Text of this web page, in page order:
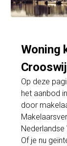
Woning
Op deze
het aanbod
door
Nederlandse
Of je nu